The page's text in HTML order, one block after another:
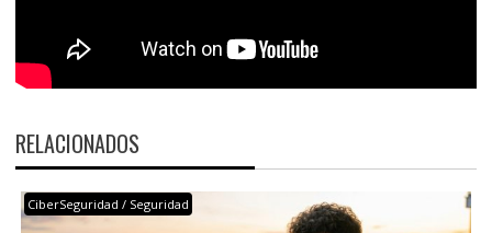
RELACIONADOS
CiberSeguridad / Seguridad